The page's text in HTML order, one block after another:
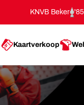
KNVB Beker '85
Kaartverkoop